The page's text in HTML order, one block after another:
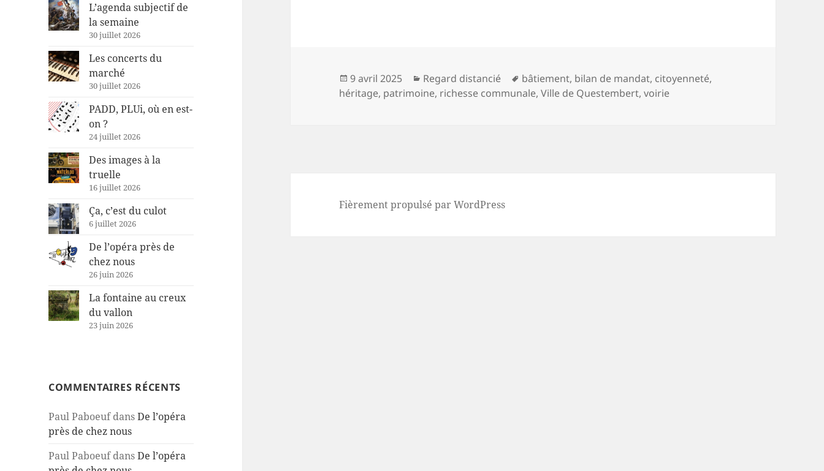
L’agenda subjectif de
la semaine
30 juillet 2026
Les concerts du
marché
30 juillet 2026
PADD, PLUi, où en est-
on ?
24 juillet 2026
Des images à la
truelle
16 juillet 2026
Ça, c’est du culot
6 juillet 2026
De l’opéra près de
chez nous
26 juin 2026
La fontaine au creux
du vallon
23 juin 2026
COMMENTAIRES RÉCENTS
Paul PaboeufdansDe l’opéra
près de chez nous
Paul PaboeufdansDe l’opéra
Publié
le
9 avril 2025 Catégories
Regard distancié
Mots-
clés
bâtiement, bilan de mandat, citoyenneté,
héritage, patrimoine, richesse communale,Ville de Questembert,voirie
Fièrement propulsé par WordPress